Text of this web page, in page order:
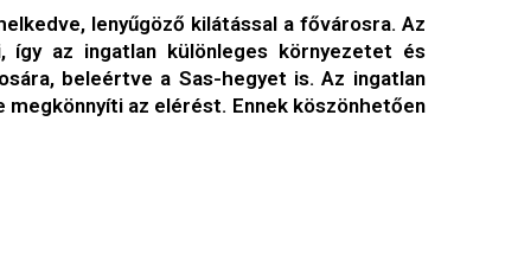
lenyűgöző kilátással a fővárosra. Az
így az ingatlan különleges környezetet és
beleértve a Sas-hegyet is. Az ingatlan
az elérést. Ennek köszönhetően